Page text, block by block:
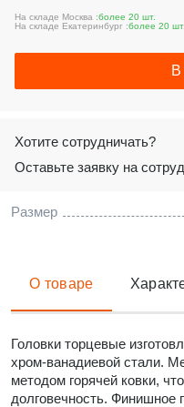
Размер
На складе Москва :более 20 шт.
На складе Екатеринбург :более 20 шт.
В
Хотите сотрудничать?
Оставьте заявку на
О товаре
Головки торцевые
хром-ванадиевой стали.
методом горячей ковки,
долговечность. Финишное